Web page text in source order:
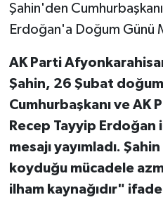
Şahin'den
Erdoğan'a Doğum Günü
AK Parti
Şahin, 26 Şubat
Cumhurbaşkanı ve AK
Recep Tayyip
mesajı yayımladı.
koyduğu mücadele
ilham kaynağıdır"